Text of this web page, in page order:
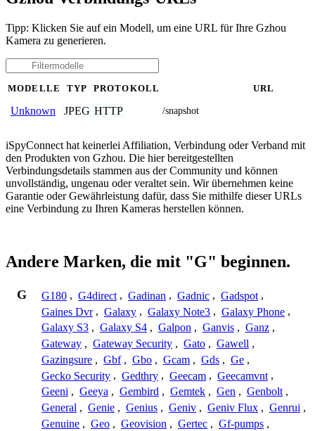
Tipp: Klicken Sie auf ein Modell, um eine URL für Ihre Gzhou
Kamera zu generieren.
MODELLE TYP PROTOKOLL URL
Unknown JPEG HTTP /snapshot
iSpyConnect hat keinerlei Affiliation, Verbindung oder Verband mit
den Produkten von Gzhou. Die hier bereitgestellten
Verbindungsdetails stammen aus der Community und können
unvollständig, ungenau oder veraltet sein. Wir übernehmen keine
Garantie oder Gewährleistung dafür, dass Sie mithilfe dieser URLs
eine Verbindung zu Ihren Kameras herstellen können.
Andere Marken, die mit "G" beginnen.
G G180 , G4direct , Gadinan , Gadnic , Gadspot ,
Gaines Dvr , Galaxy , Galaxy Note3 , Galaxy Phone ,
Galaxy S3 , Galaxy S4 , Galpon , Ganvis , Ganz ,
Gateway , Gateway Security , Gato , Gawell ,
Gazingsure , Gbf , Gbo , Gcam , Gds , Ge ,
Gecko Security , Gedthry , Geecam , Geecamvnt ,
Geeni , Geeya , Gembird , Gemtek , Gen , Genbolt ,
General , Genie , Genius , Geniv , Geniv Flux , Genrui ,
Genuine , Geo , Geovision , Gertec , Gf-pumps ,